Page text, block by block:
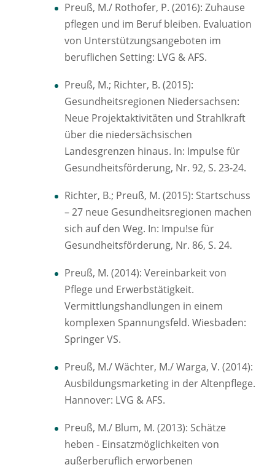
Preuß, M./ Rothofer, P. (2016): Zuhause
pflegen und im Beruf bleiben. Evaluation
von Unterstützungsangeboten im
beruflichen Setting: LVG & AFS.
Preuß, M.; Richter, B. (2015):
Gesundheitsregionen Niedersachsen:
Neue Projektaktivitäten und Strahlkraft
über die niedersächsischen
Landesgrenzen hinaus. In: Impu!se für
Gesundheitsförderung, Nr. 92, S. 23-24.
Richter, B.; Preuß, M. (2015): Startschuss
– 27 neue Gesundheitsregionen machen
sich auf den Weg. In: Impu!se für
Gesundheitsförderung, Nr. 86, S. 24.
Preuß, M. (2014): Vereinbarkeit von
Pflege und Erwerbstätigkeit.
Vermittlungshandlungen in einem
komplexen Spannungsfeld. Wiesbaden:
Springer VS.
Preuß, M./ Wächter, M./ Warga, V. (2014):
Ausbildungsmarketing in der Altenpflege.
Hannover: LVG & AFS.
Preuß, M./ Blum, M. (2013): Schätze
heben - Einsatzmöglichkeiten von
außerberuflich erworbenen